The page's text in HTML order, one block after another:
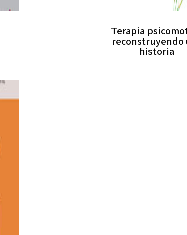
Terapia
reconstruyendo
historia